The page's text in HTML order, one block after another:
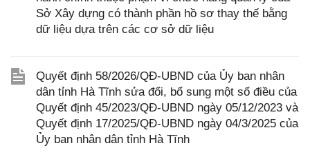
Sở Xây dựng có thành phần hồ sơ thay thế bằng
dữ liệu dựa trên các cơ sở dữ liệu
Quyết định 58/2026/QĐ-UBND của Ủy ban nhân
dân tỉnh Hà Tĩnh sửa đổi, bổ sung một số điều của
Quyết định 45/2023/QĐ-UBND ngày 05/12/2023 và
Quyết định 17/2025/QĐ-UBND ngày 04/3/2025 của
Ủy ban nhân dân tỉnh Hà Tĩnh